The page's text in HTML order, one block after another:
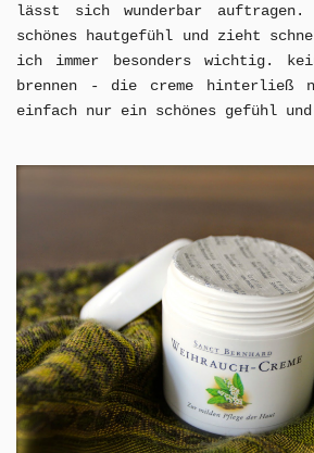
lässt sich wunderbar
schönes hautgefühl und zieht
ich immer besonders wichtig.
brennen - die creme hinterließ
einfach nur ein schönes gefühl